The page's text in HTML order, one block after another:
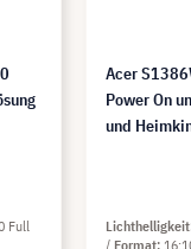
Full
Acer
Power On
und
Lichthelligkeit
Format